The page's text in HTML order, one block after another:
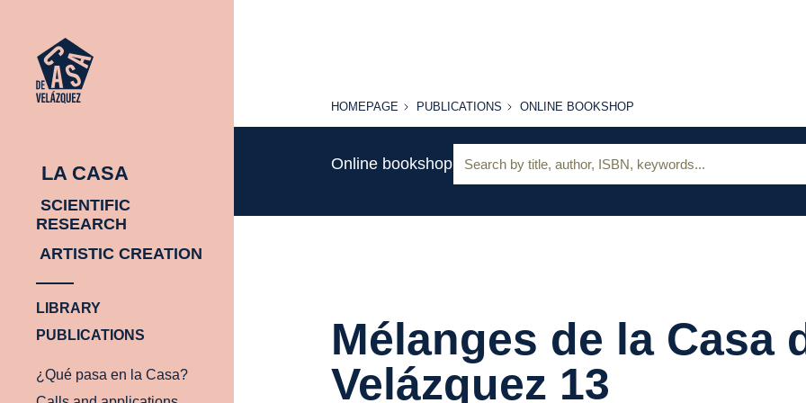
LA CASA
SCIENTIFIC
RESEARCH
ARTISTIC CREATION
LIBRARY
PUBLICATIONS
¿Qué pasa en la Casa?
HOMEPAGE
HOMEPAGE PUBLICATIONS
PUBLICATIONS
ONLINE
ONLINE BOOKSHOP
Online bookshop
Mélanges de la Casa
Velázquez 13